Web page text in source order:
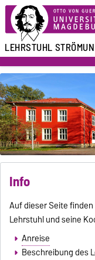
LEHRSTUHL
Info
Auf dieser Seite
Lehrstuhl und seine
Anreise
Beschreibung des